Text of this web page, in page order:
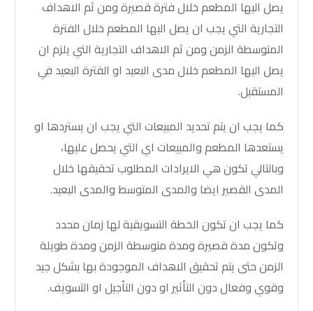
يصل اليها المطعم خلال فترة قصيرة ومن ثم الاهداف
التجارية التي يجب ان يصل اليها المطعم خلال الفترة
المتوسطة الزمن ومن ثم الاهداف التجارية التي يلزم ان
يصل اليها المطعم خلال مدى البعيد او الفترة البعيد في
المستقبل.
كما يجب ان يتم تحديد المبيعات التي يجب ان يستردها او
يستعدها المطعم والمبيعات اي التي يحصل عليها،
وبالتالي تكون هي الايرادات المطلوب تحقيقها خلال
المدى القصير ايضا والمدى المتوسط والمدى البعيد.
كما يجب ان تكون الخطة التسويقية لها زمان محدد
وتكون مدة قصيرة ومدة متوسطة الزمن ومدة طويلة
الزمن حتى يتم تحقيق الاهداف الموجودة بها بشكل جيد
وقوي وفعال دون التأثير او دون التأجيل او التسويف.